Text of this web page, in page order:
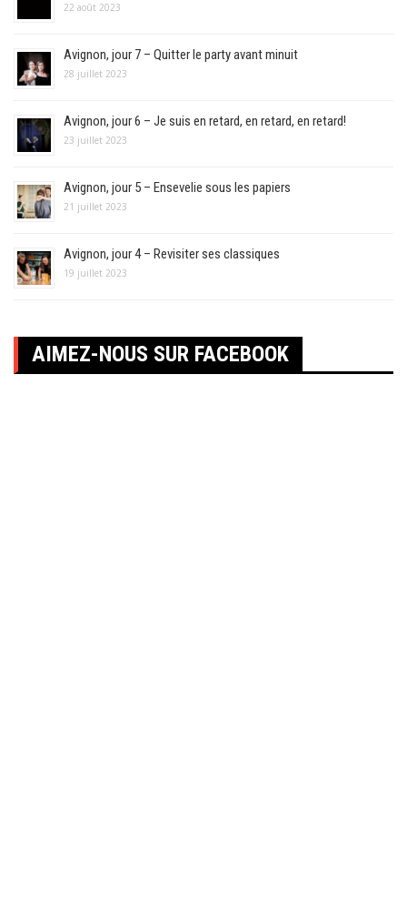
22 août 2023
Avignon, jour 7 – Quitter le party avant minuit
28 juillet 2023
Avignon, jour 6 – Je suis en retard, en retard, en retard!
23 juillet 2023
Avignon, jour 5 – Ensevelie sous les papiers
21 juillet 2023
Avignon, jour 4 – Revisiter ses classiques
19 juillet 2023
AIMEZ-NOUS SUR FACEBOOK